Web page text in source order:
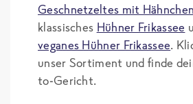
Geschnetzeltes mit
klassisches Hühner Frikassee
veganes Hühner Frikassee.
unser Sortiment und finde
to-Gericht.